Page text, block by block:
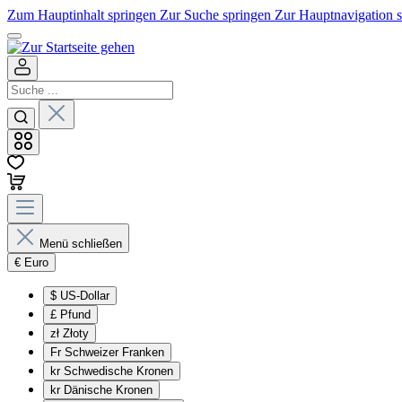
Zum Hauptinhalt springen Zur Suche springen Zur Hauptnavigation
Menü schließen
€ Euro
$ US-Dollar
£ Pfund
zł Złoty
Fr Schweizer Franken
kr Schwedische Kronen
kr Dänische Kronen